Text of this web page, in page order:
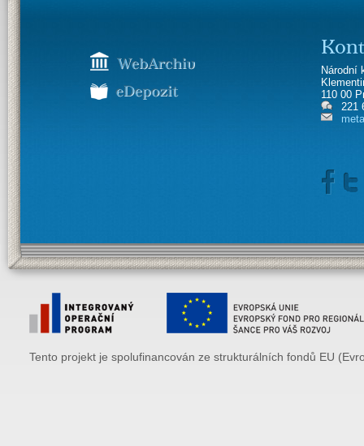
Národní
110 00
221
Tento projekt je spolufinancován ze strukturálních fondů EU